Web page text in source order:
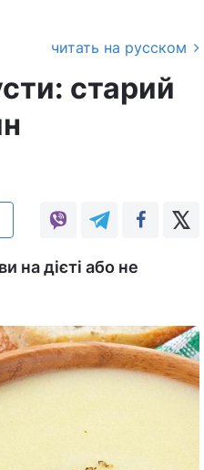
читать на русском
старий
на дієті або не